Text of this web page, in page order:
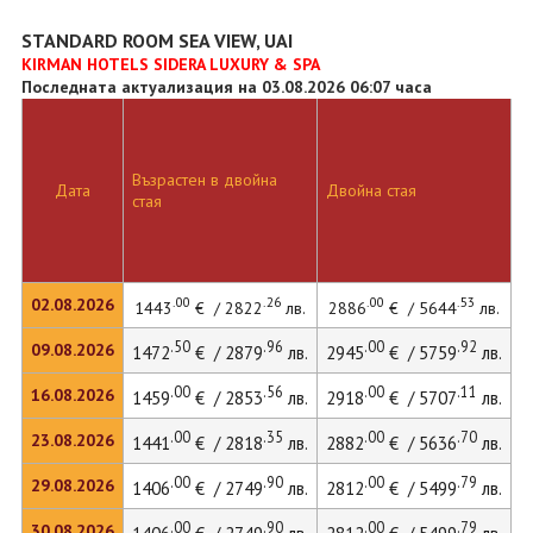
STANDARD ROOM SEA VIEW, UAI
KIRMAN HOTELS SIDERA LUXURY & SPA
Последната актуализация на 03.08.2026 06:07 часа
Дата
02.08.2026
09.08.2026
16.08.2026
23.08.2026
29.08.2026
Възрастен в двойна
стая
Двойна стая
1443.00 € / 2822.26лв. 2886.00 € / 5644.53 лв.
1472.50€ / 2879.96 лв. 2945.00€ / 5759.92 лв.
1459.00€ / 2853.56 лв. 2918.00€ / 5707.11 лв.
1441.00€ / 2818.35 лв. 2882.00€ / 5636.70лв.
1406.00€ / 2749.90лв. 2812.00€ / 5499.79 лв.
.00 .90 .00 .79